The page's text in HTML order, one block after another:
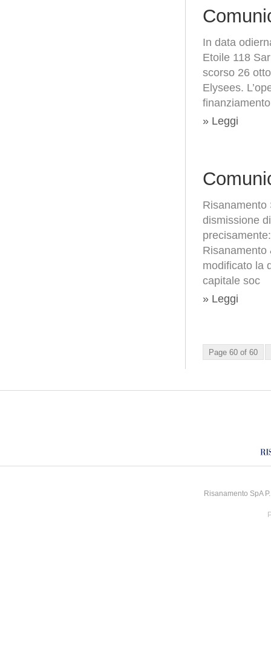
In data
Etoile 118
scorso 26
Elysees.
» Leggi
Risanamento
dismissione
Risanamento
modificato la
capitale soc
» Leggi
Page 60 of 60
Risanamento SpA